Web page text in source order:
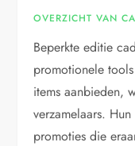
OVERZICHT VAN
Beperkte editie
promotionele
items aanbieden,
verzamelaars.
promoties die